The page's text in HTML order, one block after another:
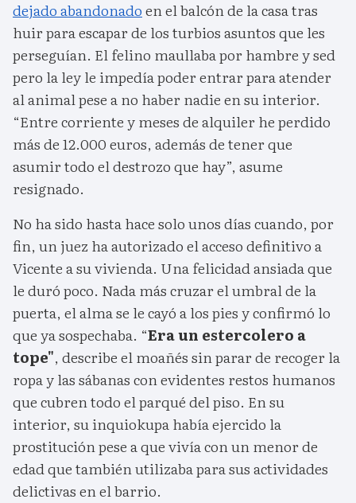
dejado abandonadoen el balcón de la casa tras
huir para escapar de los turbios asuntos que les
perseguían. El felino maullaba por hambre y sed
pero la ley le impedía poder entrar para atender
al animal pese a no haber nadie en su interior.
“Entre corriente y meses de alquiler he perdido
más de 12.000 euros, además de tener que
asumir todo el destrozo que hay”, asume
resignado.
No ha sido hasta hace solo unos días cuando, por
fin, un juez ha autorizado el acceso definitivo a
Vicente a su vivienda. Una felicidad ansiada que
le duró poco. Nada más cruzar el umbral de la
puerta, el alma se le cayó a los pies y confirmó lo
que ya sospechaba. “Era un estercolero a
tope", describe el moañés sin parar de recoger la
ropa y las sábanas con evidentes restos humanos
que cubren todo el parqué del piso. En su
interior, su inquiokupa había ejercido la
prostitución pese a que vivía con un menor de
edad que también utilizaba para sus actividades
delictivas en el barrio.